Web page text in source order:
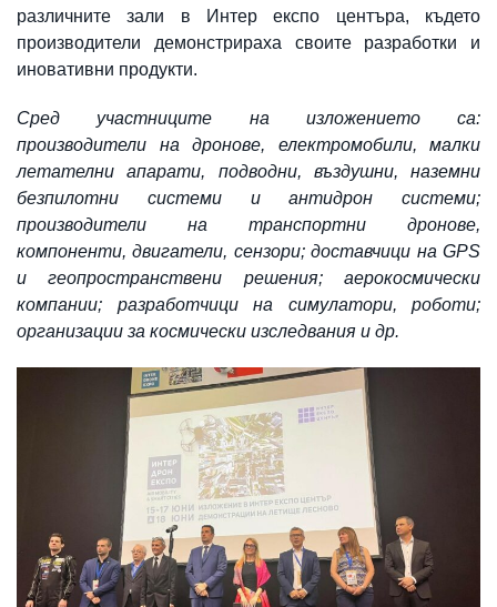
различните зали в Интер експо центъра, където
производители демонстрираха своите разработки и
иновативни продукти.
Сред участниците на изложението са:
производители на дронове, електромобили, малки
летателни апарати, подводни,
въздушни, наземни
безпилотни системи и антидрон системи;
производители на транспортни дронове,
компоненти, двигатели, сензори;доставчици на GPS
и геопространствени решения; аерокосмически
компании; разработчици на симулатори, роботи;
организации за космически изследвания и др.